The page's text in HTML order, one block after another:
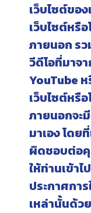
เว็บไซต์ขอ
เว็บไซต์หรื
ภายนอก ร
วีดีโอที่มาจ
YouTube
เว็บไซต์หรื
ภายนอกจะ
มาเอง โดย
ผิดชอบต่อคุ
ให้ท่านเข้า
ประกาศกา
เหล่านั้นด้วย